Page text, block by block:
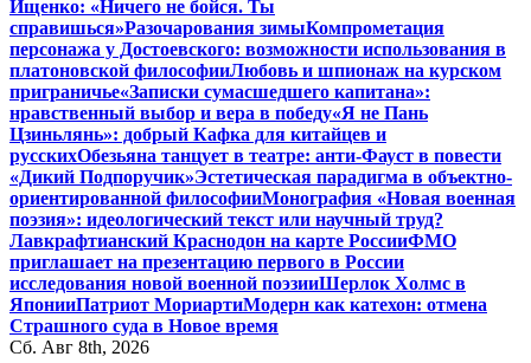
Ищенко: «Ничего не бойся. Ты
справишься»Разочарования зимыКомпрометация
персонажа у Достоевского: возможности использования в
платоновской философииЛюбовь и шпионаж на курском
приграничье«Записки сумасшедшего капитана»:
нравственный выбор и вера в победу«Я не Пань
Цзиньлянь»: добрый Кафка для китайцев и
русскихОбезьяна танцует в театре: анти-Фауст в повести
«Дикий Подпоручик»Эстетическая парадигма в объектно-
ориентированной философииМонография «Новая военная
поэзия»: идеологический текст или научный труд?
Лавкрафтианский Краснодон на карте РоссииФМО
приглашает на презентацию первого в России
исследования новой военной поэзииШерлок Холмс в
ЯпонииПатриот МориартиМодерн как катехон: отмена
Страшного суда в Новое время
Сб. Авг 8th, 2026